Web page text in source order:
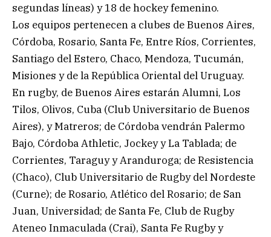
segundas líneas) y 18 de hockey femenino.
Los equipos pertenecen a clubes de Buenos Aires,
Córdoba, Rosario, Santa Fe, Entre Ríos, Corrientes,
Santiago del Estero, Chaco, Mendoza, Tucumán,
Misiones y de la República Oriental del Uruguay.
En rugby, de Buenos Aires estarán Alumni, Los
Tilos, Olivos, Cuba (Club Universitario de Buenos
Aires), y Matreros; de Córdoba vendrán Palermo
Bajo, Córdoba Athletic, Jockey y La Tablada; de
Corrientes, Taraguy y Aranduroga; de Resistencia
(Chaco), Club Universitario de Rugby del Nordeste
(Curne); de Rosario, Atlético del Rosario; de San
Juan, Universidad; de Santa Fe, Club de Rugby
Ateneo Inmaculada (Crai), Santa Fe Rugby y